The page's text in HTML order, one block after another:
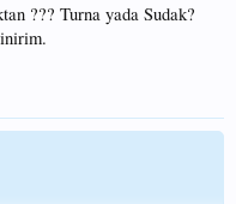
??? Turna yada Sudak?